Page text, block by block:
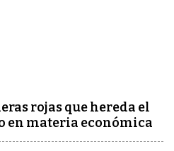
rojas que hereda el
en materia económica